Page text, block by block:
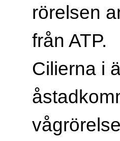
rörelsen
från ATP.
Cilierna i